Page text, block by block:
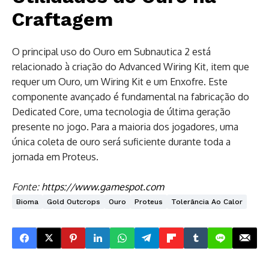
Craftagem
O principal uso do Ouro em Subnautica 2 está
relacionado à criação do Advanced Wiring Kit, item que
requer um Ouro, um Wiring Kit e um Enxofre. Este
componente avançado é fundamental na fabricação do
Dedicated Core, uma tecnologia de última geração
presente no jogo. Para a maioria dos jogadores, uma
única coleta de ouro será suficiente durante toda a
jornada em Proteus.
Fonte: https://www.gamespot.com
Bioma Gold Outcrops Ouro Proteus Tolerância Ao Calor